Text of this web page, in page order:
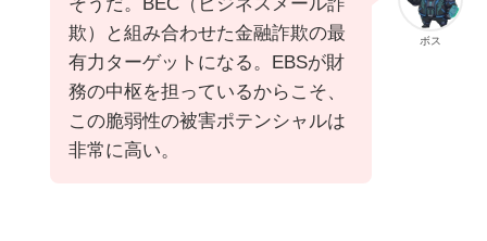
ボス
欺）と組み合わせた金融詐欺の最
有力ターゲットになる。EBSが財
務の中枢を担っているからこそ、
この脆弱性の被害ポテンシャルは
非常に高い。